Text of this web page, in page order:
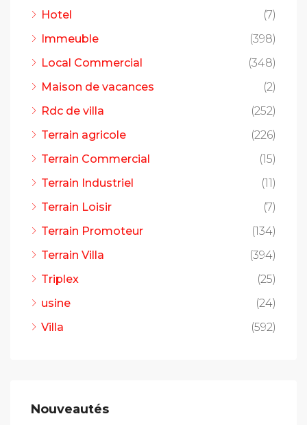
Hotel
(7)
Immeuble
(398)
Local Commercial
(348)
Maison de vacances
(2)
Rdc de villa
(252)
Terrain agricole
(226)
Terrain Commercial
(15)
Terrain Industriel
(11)
Terrain Loisir
(7)
Terrain Promoteur
(134)
Terrain Villa
(394)
Triplex
(25)
usine
(24)
Villa
(592)
Nouveautés